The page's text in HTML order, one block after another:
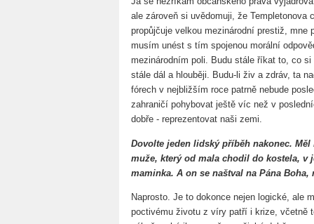
ale zároveň si uvědomuji, že Templetonova
propůjčuje velkou mezinárodní prestiž, mne
musím unést s tím spojenou morální
mezinárodním poli. Budu stále říkat to, co
stále dál a hlouběji. Budu-li živ a zdráv, ta
fórech v nejbližším roce patrně nebude
zahraničí pohybovat ještě víc než v
dobře - reprezentovat naši zemi.
Dovolte jeden lidský příběh nakonec.
muže, který od mala chodil do kostela, v
maminka. A on se naštval na Pána
Naprosto. Je to dokonce nejen logické, ale
poctivému životu z víry patří i krize, včetně